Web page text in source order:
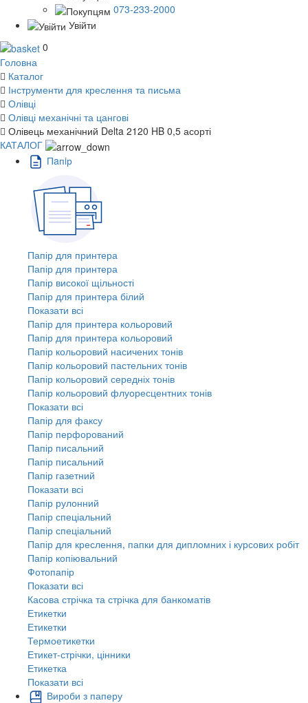
073-233-2000
Увійти
0
Головна
Каталог
Інструменти для креслення та письма
Олівці
Олівці механічні та цангові
Олівець механічний Delta 2120 HB 0,5 асорті
КАТАЛОГ
Пaпiр
Папір для принтера
Папір для принтера
Папір високої щільності
Папір для принтера білий
Показати всі
Папір для принтера кольоровий
Папір для принтера кольоровий
Папір кольоровий насичених тонів
Папір кольоровий пастельних тонів
Папір кольоровий середніх тонів
Папір кольоровий флуоресцентних тонів
Показати всі
Папір для факсу
Папір перфорований
Папір писальний
Папір писальний
Папір газетний
Показати всі
Папір рулонний
Папір спеціальний
Папір спеціальний
Папір для креслення, папки для дипломних і курсових робіт
Папір копіювальний
Фотопапір
Показати всі
Касова стрічка та стрічка для банкоматів
Етикетки
Етикетки
Термоетикетки
Етикет-стрічки, цінники
Етикетка
Показати всі
Вироби з паперу